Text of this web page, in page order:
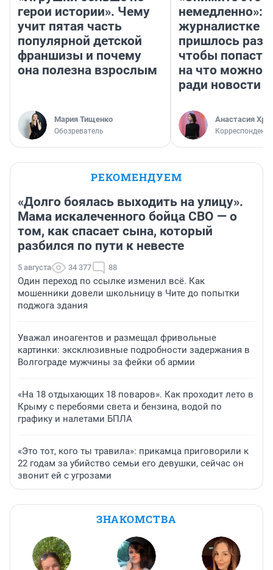
герои истории». Чему
учит пятая часть
популярной детской
франшизы и почему
она полезна взрослым
Мария Тищенко
Обозреватель
немедленно»:
журналистке
пришлось
чтобы попасть
на что можно
ради новости
Анастасия
Корреспондент
РЕКОМЕНДУЕМ
«Долго боялась выходить на улицу».
Мама искалеченного бойца СВО — о
том, как спасает сына, который
разбился по пути к невесте
5 августа 34 377 88
Один переход по ссылке изменил всё. Как
мошенники довели школьницу в Чите до попытки
поджога здания
Уважал иноагентов и размещал фривольные
картинки: эксклюзивные подробности задержания в
Волгограде мужчины за фейки об армии
«На 18 отдыхающих 18 поваров». Как проходит лето в
Крыму с перебоями света и бензина, водой по
графику и налетами БПЛА
«Это тот, кого ты травила»: прикамца приговорили к
22 годам за убийство семьи его девушки, сейчас он
звонит ей с угрозами
ЗНАКОМСТВА